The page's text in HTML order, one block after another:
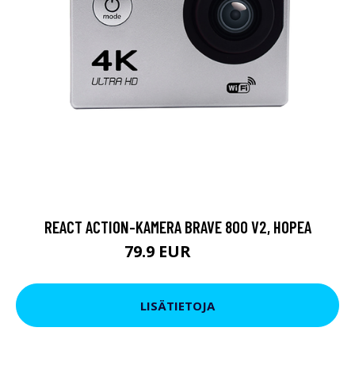
REACT ACTION-KAMERA BRAVE 800 V2, HOPEA
79.9 EUR
LISÄTIETOJA